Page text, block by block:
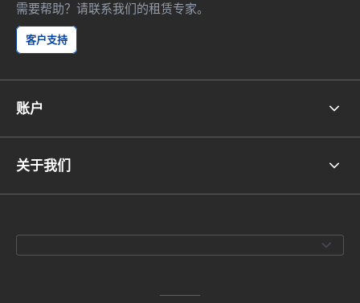
需要帮助？请联系我们的租赁专家。
客户支持
账户
关于我们